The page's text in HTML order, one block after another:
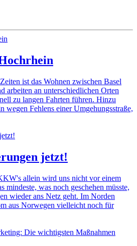
ist das Wohnen zwischen Basel
arbeiten an unterschiedlichen Orten
zu langen Fahrten führen. Hinzu
wegen Fehlens einer Umgehungsstraße,
jetzt!
allein wird uns nicht vor einem
mindeste, was noch geschehen müsste,
wieder ans Netz geht. Im Norden
aus Norwegen vielleicht noch für